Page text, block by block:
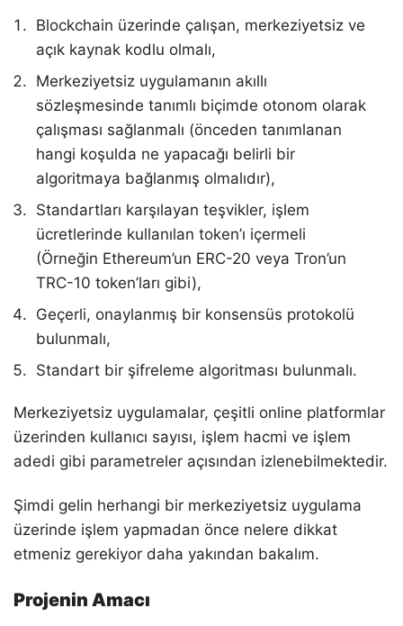
Blockchain üzerinde çalışan, merkeziyetsiz ve
açık kaynak kodlu olmalı,
Merkeziyetsiz uygulamanın akıllı
sözleşmesinde tanımlı biçimde otonom olarak
çalışması sağlanmalı (önceden tanımlanan
hangi koşulda ne yapacağı belirli bir
algoritmaya bağlanmış olmalıdır),
Standartları karşılayan teşvikler, işlem
ücretlerinde kullanılan token’ı içermeli
(Örneğin Ethereum’un ERC-20 veya Tron’un
TRC-10 token’ları gibi),
Geçerli, onaylanmış bir konsensüs protokolü
bulunmalı,
Standart bir şifreleme algoritması bulunmalı.
Merkeziyetsiz uygulamalar, çeşitli online platformlar
üzerinden kullanıcı sayısı, işlem hacmi ve işlem
adedi gibi parametreler açısından izlenebilmektedir.
Şimdi gelin herhangi bir merkeziyetsiz uygulama
üzerinde işlem yapmadan önce nelere dikkat
etmeniz gerekiyor daha yakından bakalım.
Projenin Amacı